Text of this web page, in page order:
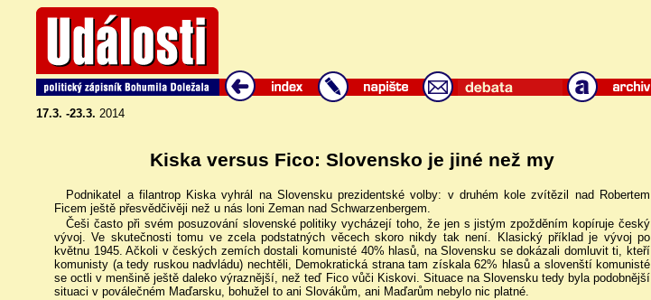
17.3. -23.3. 2014
Kiska versus Fico: Slovensko je jiné než my
Podnikatel a filantrop Kiska vyhrál na Slovensku prezidentské volby: v druhém kole zvítězil nad Robertem
Ficem ještě přesvědčivěji než u nás loni Zeman nad Schwarzenbergem.
Češi často při svém posuzování slovenské politiky vycházejí toho, že jen s jistým zpožděním kopíruje český
vývoj. Ve skutečnosti tomu ve zcela podstatných věcech skoro nikdy tak není. Klasický příklad je vývoj po
květnu 1945. Ačkoli v českých zemích dostali komunisté 40% hlasů, na Slovensku se dokázali domluvit ti, kteří
komunisty (a tedy ruskou nadvládu) nechtěli, Demokratická strana tam získala 62% hlasů a slovenští komunisté
se octli v menšině ještě daleko výraznější, než teď Fico vůči Kiskovi. Situace na Slovensku tedy byla podobnější
situaci v poválečném Maďarsku, bohužel to ani Slovákům, ani Maďarům nebylo nic platné.